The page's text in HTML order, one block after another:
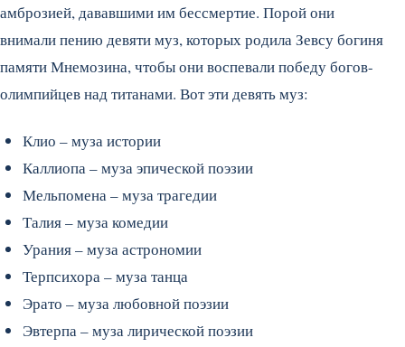
амброзией, дававшими им бессмертие. Порой они
внимали пению девяти муз, которых родила Зевсу богиня
памяти Мнемозина, чтобы они воспевали победу богов-
олимпийцев над титанами. Вот эти девять муз:
Клио – муза истории
Каллиопа – муза эпической поэзии
Мельпомена – муза трагедии
Талия – муза комедии
Урания – муза астрономии
Терпсихора – муза танца
Эрато – муза любовной поэзии
Эвтерпа – муза лирической поэзии